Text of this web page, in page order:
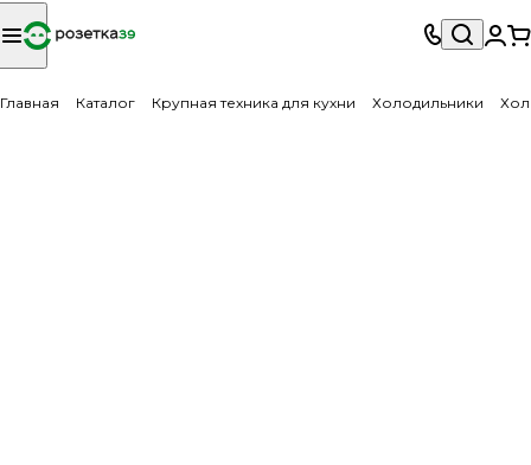
Главная Каталог Крупная техника для кухни Холодильники